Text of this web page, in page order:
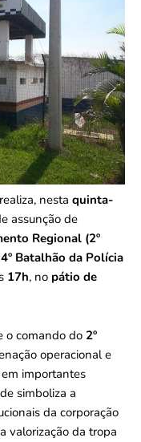
realiza, nesta quinta-
assunção de
Regional (2º
4º Batalhão da Polícia
17h, no pátio de
o comando do 2º
operacional e
importantes
simboliza a
da corporação
valorização da tropa